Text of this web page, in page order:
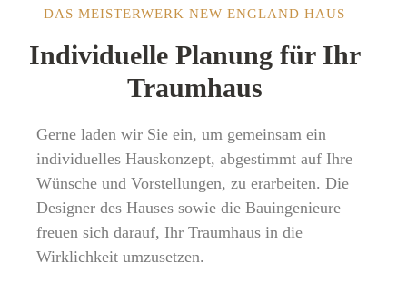
DAS MEISTERWERK NEW ENGLAND HAUS
Individuelle Planung für Ihr
Traumhaus
Gerne laden wir Sie ein, um gemeinsam ein
individuelles Hauskonzept, abgestimmt auf Ihre
Wünsche und Vorstellungen, zu erarbeiten. Die
Designer des Hauses sowie die Bauingenieure
freuen sich darauf, Ihr Traumhaus in die
Wirklichkeit umzusetzen.